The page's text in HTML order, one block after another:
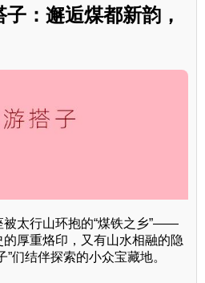
：邂逅煤都新韵，
被太行山环抱的“煤铁之乡”——
厚重烙印，又有山水相融的隐
们结伴探索的小众宝藏地。